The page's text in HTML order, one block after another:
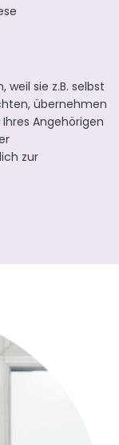
sie z.B. selbst
übernehmen
Angehörigen
zur